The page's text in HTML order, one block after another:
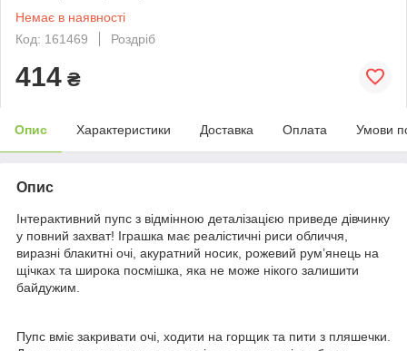
Немає в наявності
Код: 161469
Роздріб
414 ₴
Опис Характеристики Доставка Оплата Умови
Опис
Інтерактивний пупс з відмінною деталізацією приведе дівчинку
у повний захват! Іграшка має реалістичні риси обличчя,
виразні блакитні очі, акуратний носик, рожевий рум’янець на
щічках та широка посмішка, яка не може нікого залишити
байдужим.
Пупс вміє закривати очі, ходити на горщик та пити з пляшечки.